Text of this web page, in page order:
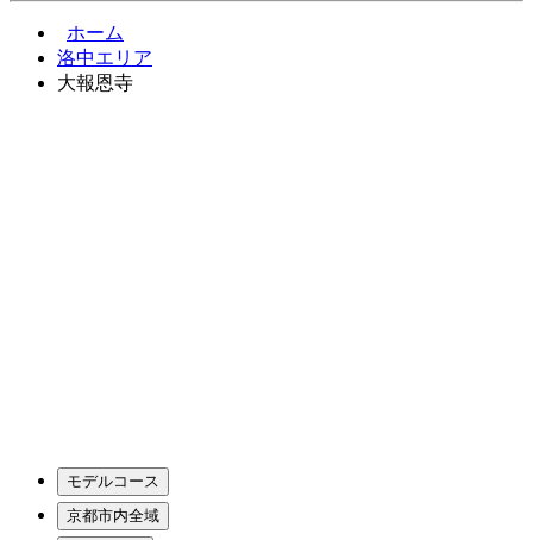
ホーム
洛中エリア
大報恩寺
モデルコース
京都市内全域